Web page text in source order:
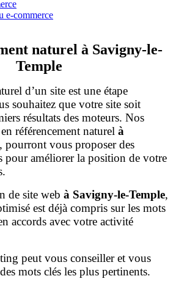
e-commerce
naturel à Savigny-le-
Temple
d’un site est une étape
souhaitez que votre site soit
résultats des moteurs. Nos
référencement naturel à
, pourront vous proposer des
pour améliorer la position de votre
de site web à Savigny-le-Temple,
est déjà compris sur les mots
accords avec votre activité
peut vous conseiller et vous
mots clés les plus pertinents.